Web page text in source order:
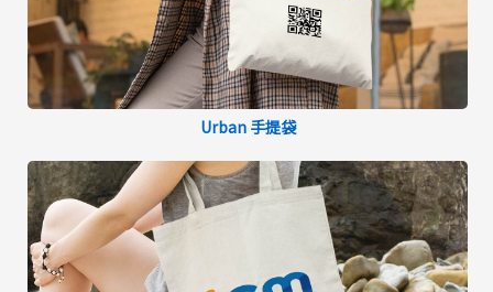
Urban 手提袋